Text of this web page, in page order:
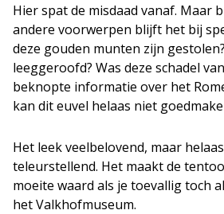
Hier spat de misdaad vanaf. Maar
andere voorwerpen blijft het bij
deze gouden munten zijn
leeggeroofd? Was deze schadel
beknopte informatie over het
kan dit euvel helaas niet
Het leek veelbelovend, maar
teleurstellend. Het maakt de
moeite waard als je toevallig toch
het Valkhofmuseum.